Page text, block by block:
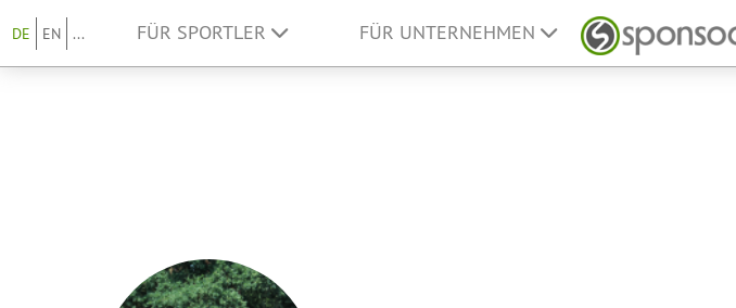
DE EN ... FÜR SPORTLER FÜR UNTERNEHMEN